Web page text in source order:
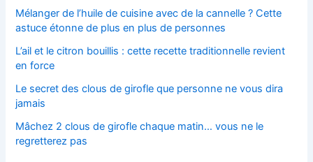
Mélanger de l’huile de cuisine avec de la cannelle ? Cette
astuce étonne de plus en plus de personnes
L’ail et le citron bouillis : cette recette traditionnelle revient
en force
Le secret des clous de girofle que personne ne vous dira
jamais
Mâchez 2 clous de girofle chaque matin… vous ne le
regretterez pas